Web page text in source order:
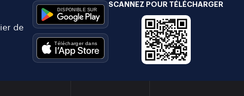
de
SCANNEZ POUR TÉLÉCHARGER